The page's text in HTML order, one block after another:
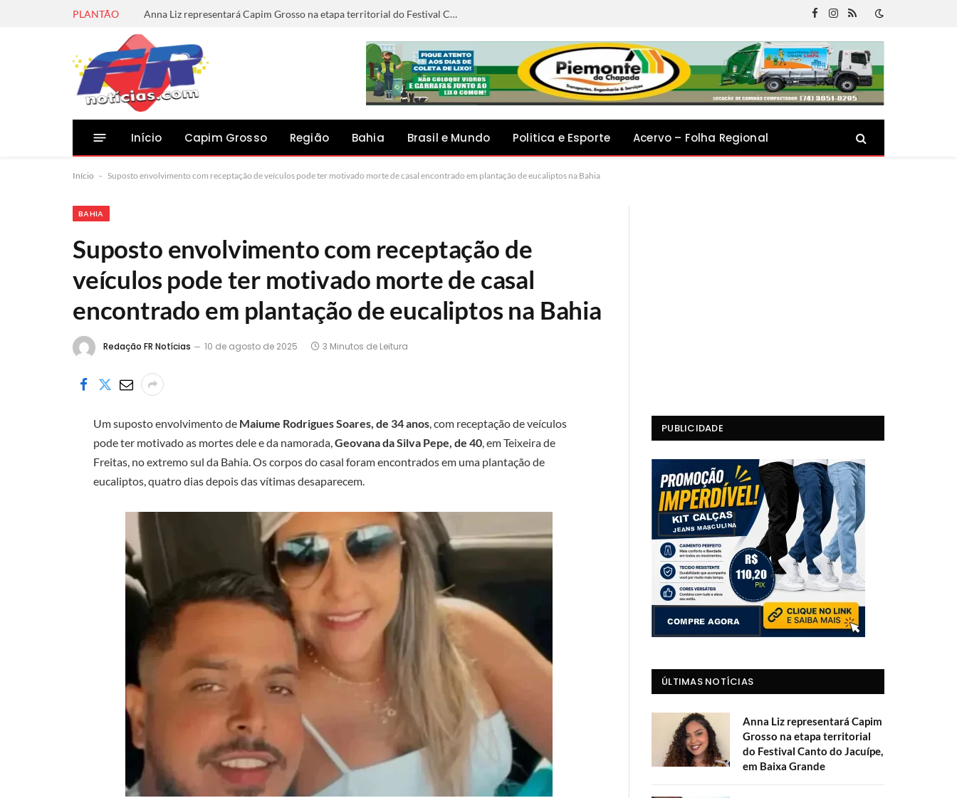
PLANTÃO Anna Liz representará Capim Grosso na etapa territorial do Festival Canto do Jacuípe, em Baixa Grande
Facebook
Instagram
RSS
Início Capim Grosso Região Bahia Brasil e Mundo Politica e Esporte Acervo – Folha Regional
Início - Suposto envolvimento com receptação de veículos pode ter motivado morte de casal encontrado em plantação de eucaliptos na Bahia
BAHIA
Suposto envolvimento com receptação de
veículos pode ter motivado morte de casal
encontrado em plantação de eucaliptos na Bahia
Redação FR Notícias 10 de agosto de 2025 3 Minutos de Leitura
Um suposto envolvimento de Maiume Rodrigues Soares, de 34 anos, com receptação de veículos
pode ter motivado as mortes dele e da namorada,Geovana da Silva Pepe, de 40, em Teixeira de
Freitas, no extremo sul da Bahia. Os corpos do casal foram encontrados em uma plantação de
eucaliptos, quatro dias depois das vítimas desaparecem.
PUBLICIDADE
ÚLTIMAS NOTÍCIAS
Anna Liz representará Capim
Grosso na etapa territorial
do Festival Canto do Jacuípe,
em Baixa Grande